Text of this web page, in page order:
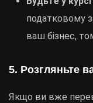
податковому
ваш бізнес,
5. Розгляньте
Якщо ви вже